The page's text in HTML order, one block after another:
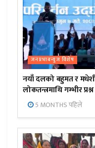
जनप्रभाबन्युज विशेष
नयाँ दलको बहुमत र
लोकतन्त्रमाथि गम्भीर प्रश्न
5 MONTHS पहिले